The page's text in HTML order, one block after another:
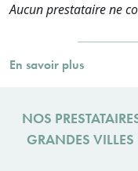
Aucun prestataire ne
En savoir plus
NOS
GRANDES